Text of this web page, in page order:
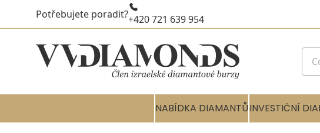
Potřebujete poradit?+420 721 639 954
NABÍDKA DIAMANTŮINVESTIČNÍ